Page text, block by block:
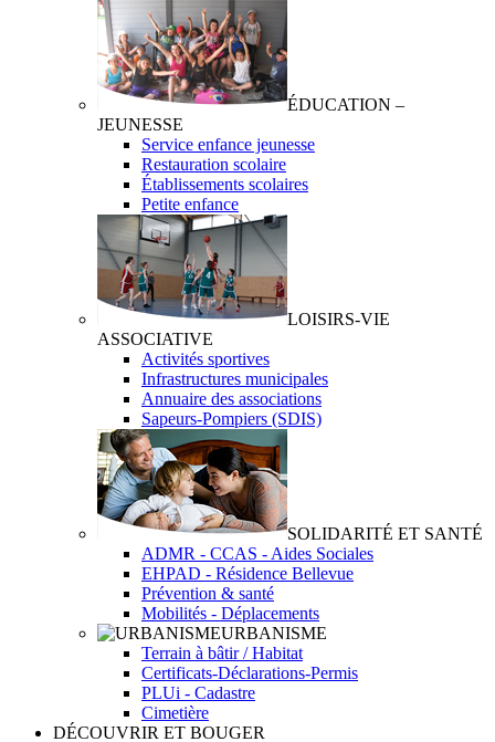
ÉDUCATION –
JEUNESSE
Service enfance jeunesse
Restauration scolaire
Établissements scolaires
Petite enfance
LOISIRS-VIE
ASSOCIATIVE
Activités sportives
Infrastructures municipales
Annuaire des associations
Sapeurs-Pompiers (SDIS)
SOLIDARITÉ ET SANTÉ
ADMR - CCAS - Aides Sociales
EHPAD - Résidence Bellevue
Prévention & santé
Mobilités - Déplacements
URBANISME
Terrain à bâtir / Habitat
Certificats-Déclarations-Permis
PLUi - Cadastre
Cimetière
DÉCOUVRIR ET BOUGER